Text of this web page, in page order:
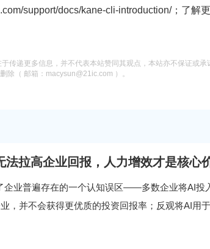
support/docs/kane-cli-introduction/；了解
传递更多信息，并不代表本站赞同其观点，本站亦不保证或
除（ 邮箱：macysun@21ic.com ）。
拉高企业回报，人力增效才是核心
企业普遍存在的一个认知误区——多数企业将AI投
，并不会获得更优质的投资回报率；反观将AI用